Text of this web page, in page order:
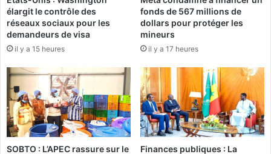
o
n
c
e
t
d
e
s
N
a
i
s
p
o
r
s
a
u
v
élargit le contrôle des
réseaux sociaux pour les
demandeurs de visa
il y a 15 heures
fonds de 567 millions de
dollars pour protéger les
mineurs
il y a 17 heures
SOBTO : L’APEC rassure sur le
Finances publiques : La